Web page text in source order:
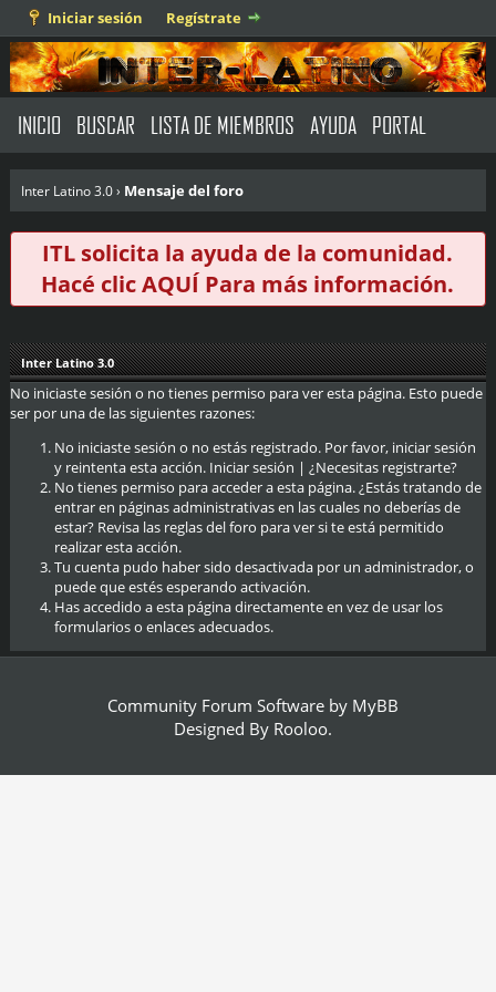
Iniciar sesión Regístrate
INICIO BUSCAR LISTA DE MIEMBROS AYUDA PORTAL
Inter Latino 3.0› Mensaje del foro
ITL solicita la ayuda de la comunidad.
Hacé clicAQUÍ Para más información.
Inter Latino 3.0
No iniciaste sesión o no tienes permiso para ver esta página. Esto puede
ser por una de las siguientes razones:
No iniciaste sesión o no estás registrado. Por favor, iniciar sesión
y reintenta esta acción. Iniciar sesión | ¿Necesitas registrarte?
No tienes permiso para acceder a esta página. ¿Estás tratando de
entrar en páginas administrativas en las cuales no deberías de
estar? Revisa las reglas del foro para ver si te está permitido
realizar esta acción.
Tu cuenta pudo haber sido desactivada por un administrador, o
puede que estés esperando activación.
Has accedido a esta página directamente en vez de usar los
formularios o enlaces adecuados.
Community Forum Software by MyBB
Designed By Rooloo.